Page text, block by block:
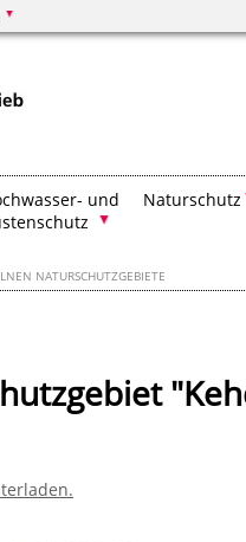
und
Naturschutz
NATURSCHUTZGEBIETE